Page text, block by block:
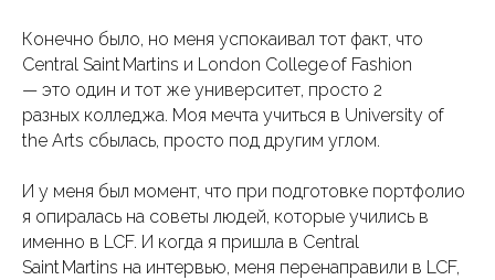
Конечно было, но меня успокаивал тот факт, что
Central Saint Martins и London College of Fashion
— это один и тот же университет, просто 2
разных колледжа. Моя мечта учиться в University of
the Arts сбылась, просто под другим углом.
И у меня был момент, что при подготовке портфолио
я опиралась на советы людей, которые учились в
именно в LCF. И когда я пришла в Central
Saint Martins на интервью, меня перенаправили в LCF,